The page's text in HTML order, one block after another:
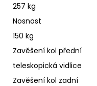
257 kg
Nosnost
150 kg
Zavěšení kol přední
teleskopická vidlice
Zavěšení kol zadní